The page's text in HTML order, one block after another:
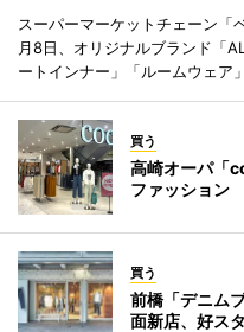
スーパーマーケットチェーン「
月8日、オリジナルブランド「
ートインナー」「ルームウェア
買う
高崎オーパ「
ファッション
買う
前橋「デニム
面新店、好ス